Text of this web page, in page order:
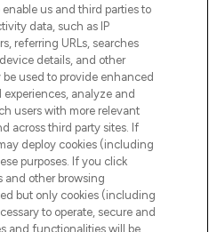
de app, met gratis
vanaf €40.
My Personal
us and third parties to
data, such as IP
referring URLs, searches
details, and other
used to provide enhanced
analyze and
users with more relevant
across third party sites. If
deploy cookies (including
purposes. If you click
and other browsing
but only cookies (including
to operate, secure and
and functionalities will be